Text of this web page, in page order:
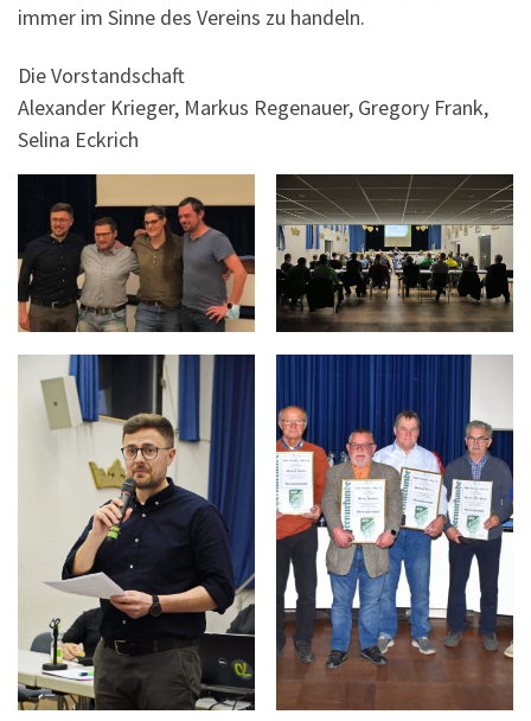
immer im Sinne des Vereins zu handeln.
Die Vorstandschaft
Alexander Krieger, Markus Regenauer, Gregory Frank,
Selina Eckrich